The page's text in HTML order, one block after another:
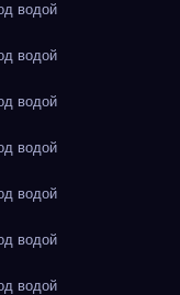
водой
водой
водой
водой
водой
водой
водой